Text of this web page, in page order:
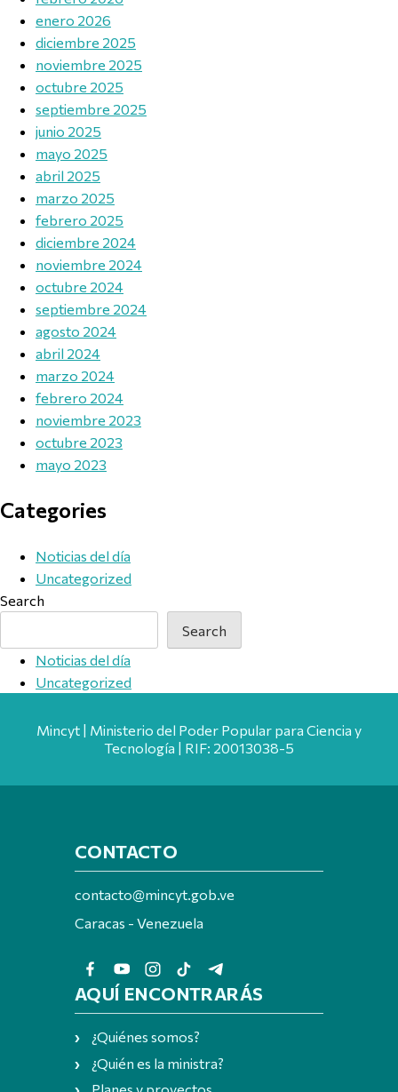
enero 2026
diciembre 2025
noviembre 2025
octubre 2025
septiembre 2025
junio 2025
mayo 2025
abril 2025
marzo 2025
febrero 2025
diciembre 2024
noviembre 2024
octubre 2024
septiembre 2024
agosto 2024
abril 2024
marzo 2024
febrero 2024
noviembre 2023
octubre 2023
mayo 2023
Categories
Noticias del día
Uncategorized
Search
Search
Noticias del día
Uncategorized
Mincyt | Ministerio del Poder Popular para Ciencia y
Tecnología | RIF: 20013038-5
CONTACTO
contacto@mincyt.gob.ve
Caracas - Venezuela
AQUÍ ENCONTRARÁS
¿Quiénes somos?
¿Quién es la ministra?